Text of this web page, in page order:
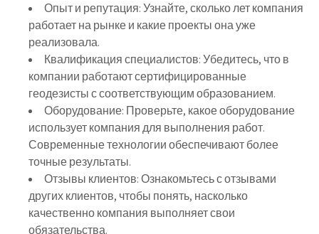
Опыт и репутация:Узнайте, сколько лет компания
работает на рынке и какие проекты она уже
реализовала.
Квалификация специалистов:Убедитесь, что в
компании работают сертифицированные
геодезисты с соответствующим образованием.
Оборудование: Проверьте, какое оборудование
использует компания для выполнения работ.
Современные технологии обеспечивают более
точные результаты.
Отзывы клиентов:Ознакомьтесь с отзывами
других клиентов, чтобы понять, насколько
качественно компания выполняет свои
обязательства.